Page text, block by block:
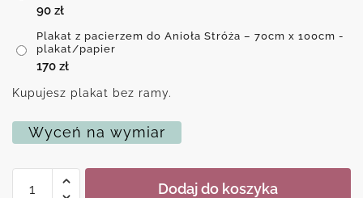
90 zł
Plakat z pacierzem do Anioła Stróża – 70cm x 100cm -
plakat/papier
170 zł
Kupujesz plakat bez ramy.
Wyceń na wymiar
Plakat
Dodaj do koszyka